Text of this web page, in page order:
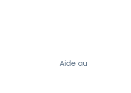
Aide au